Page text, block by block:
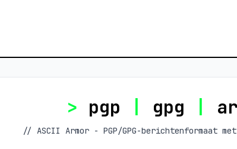
> pgp gpg
// ASCII Armor - PGP/GPG-berichtenformaat